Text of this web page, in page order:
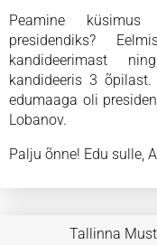
Peamine
presidendiks?
kandideerimast
kandideeris 3
edumaaga oli
Lobanov.
Palju õnne! Edu sulle,
Tallinna